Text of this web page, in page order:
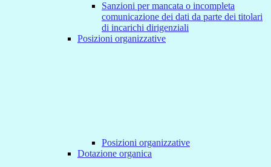
Sanzioni per mancata o incompleta
comunicazione dei dati da parte dei titolari
di incarichi dirigenziali
Posizioni organizzative
Posizioni organizzative
Dotazione organica